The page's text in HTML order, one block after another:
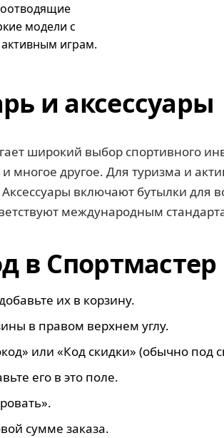
модели с
играм.
и аксессуары
широкий выбор спортивного
другое. Для туризма и
включают бутылки для
международным
в Спортмастер
их в корзину.
в правом верхнем углу.
или «Код скидки» (обычно под
его в это поле.
сумме заказа.